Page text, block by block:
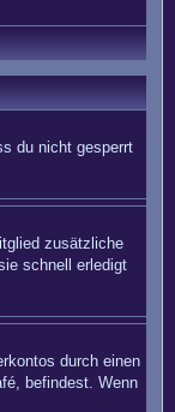
du nicht gesperrt
zusätzliche
schnell erledigt
durch einen
befindest. Wenn